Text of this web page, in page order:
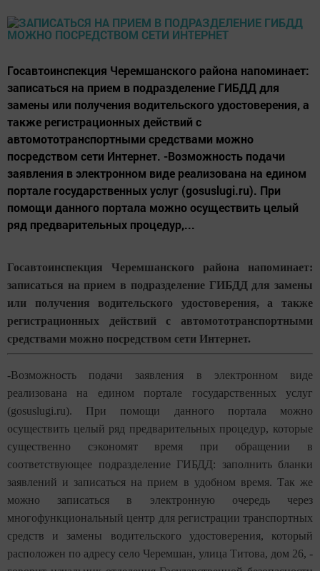
Госавтоинспекция Черемшанского района напоминает:
записаться на прием в подразделение ГИБДД для
замены или получения водительского удостоверения, а
также регистрационных действий с
автомототранспортными средствами можно
посредством сети Интернет. -Возможность подачи
заявления в электронном виде реализована на едином
портале государственных услуг (gosuslugi.ru). При
помощи данного портала можно осуществить целый
ряд предварительных процедур,...
Госавтоинспекция Черемшанского района напоминает:
записаться на прием в подразделение ГИБДД для замены
или получения водительского удостоверения, а также
регистрационных действий с автомототранспортными
средствами можно посредством сети Интернет.
-Возможность подачи заявления в электронном виде
реализована на едином портале государственных услуг
(gosuslugi.ru). При помощи данного портала можно
осуществить целый ряд предварительных процедур, которые
существенно сэкономят время при обращении в
соответствующее подразделение ГИБДД: заполнить бланки
заявлений и записаться на прием в удобном время. Так же
можно записаться в электронную очередь через
многофункциональный центр для регистрации транспортных
средств и замены водительского удостоверения, который
расположен по адресу село Черемшан, улица Титова, дом 26, -